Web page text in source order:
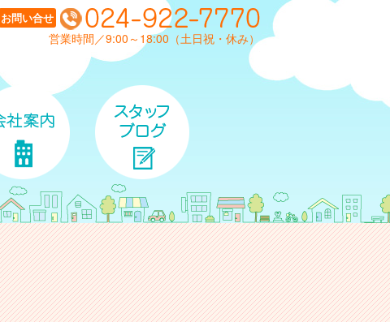
お問い合せ
営業時間／9:00～18:00（土日祝・休み）